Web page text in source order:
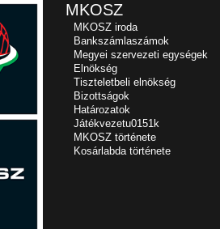
MKOSZ
MKOSZ iroda
Bankszámlaszámok
Megyei szervezeti egységek
Elnökség
Tiszteletbeli elnökség
Bizottságok
Határozatok
Játékvezetu0151k
MKOSZ története
Kosárlabda története